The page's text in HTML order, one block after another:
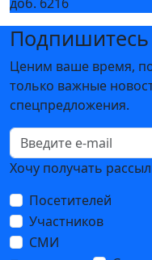
Преимущества
Heat&Power